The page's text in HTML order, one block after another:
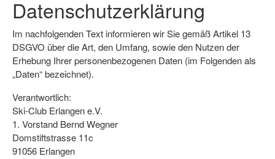
Datenschutzerklärung
Im nachfolgenden Text informieren wir Sie gemäß Artikel 13
DSGVO über die Art, den Umfang, sowie den Nutzen der
Erhebung Ihrer personenbezogenen Daten (im Folgenden als
„Daten“ bezeichnet).
Verantwortlich:
Ski-Club Erlangen e.V.
1. Vorstand Bernd Wegner
Domstiftstrasse 11c
91056 Erlangen